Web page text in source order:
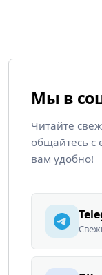
Мы в
Читайте
общайтесь
вам удобно!